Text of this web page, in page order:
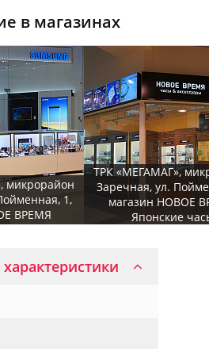
в магазинах
микрорайон
1,
ВРЕМЯ
ТРК «МЕГАМАГ»,
Заречная, ул.
магазин НОВОЕ
Японские